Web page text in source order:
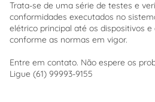
Trata-se de uma série de testes e
conformidades executados no
elétrico principal até os dispositivos e
conforme as normas em vigor.
Entre em contato. Não espere os
Ligue (61) 99993-9155